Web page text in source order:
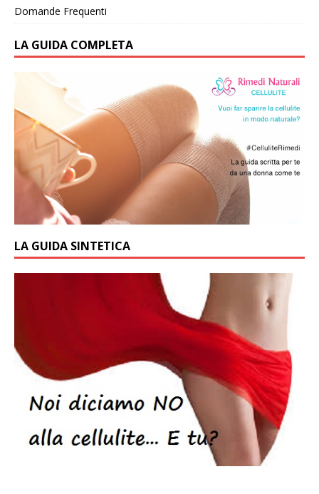
Domande Frequenti
LA GUIDA COMPLETA
LA GUIDA SINTETICA